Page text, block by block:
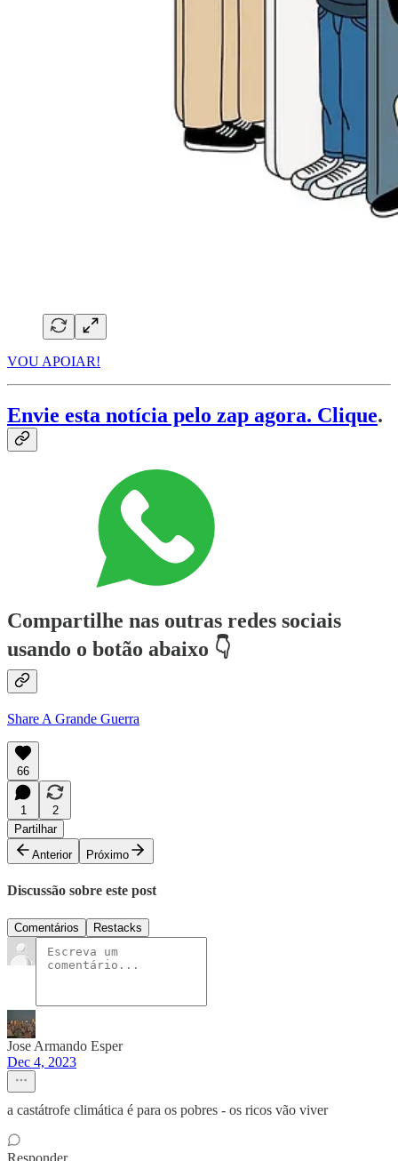
VOU APOIAR!
Envie esta notícia pelo zap agora. Clique.
Compartilhe nas outras redes sociais
usando o botão abaixo 👇
Share A Grande Guerra
66
1
2
Partilhar
Anterior
Próximo
Discussão sobre este post
Comentários Restacks
Jose Armando Esper
Dec 4, 2023
a castátrofe climática é para os pobres - os ricos vão viver
Responder